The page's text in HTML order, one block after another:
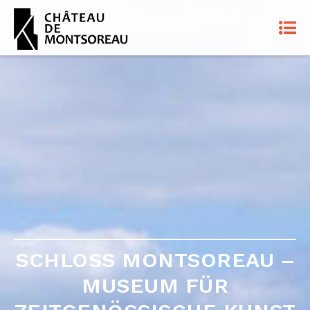
SCHLOSS MONTSOREAU –
MUSEUM FÜR
SCHLOSS MONTSOREAU –
MUSEUM FÜR